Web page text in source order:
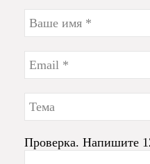
Проверка. Напишите